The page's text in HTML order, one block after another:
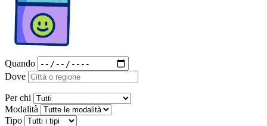
Quando
Dove
Per chi
Modalità
Tipo